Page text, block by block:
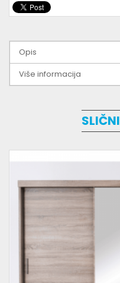
Opis
Više informacija
SLIČNI